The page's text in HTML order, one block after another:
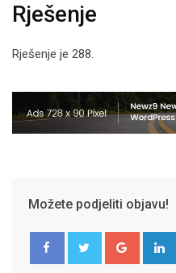
Rješenje
Rješenje je 288.
Možete podjeliti objavu!
Google+